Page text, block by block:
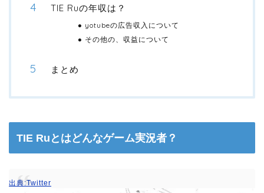
TIE Ruの年収は？
yotubeの広告収入について
その他の、収益について
まとめ
TIE Ruとはどんなゲーム実況者？
出典:Twitter